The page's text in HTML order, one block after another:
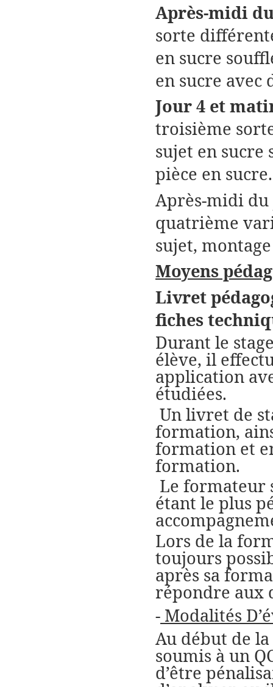
Après-midi
sorte
en sucre
en sucre avec
Jour 4 et
troisième
sujet en sucre
pièce en sucre.
Après-midi du
quatrième
sujet,
Moyens
Livret
fiches
Durant le
élève, il
application
étudiées.
Un livret de
formation,
formation et
formation.
Le formateur
étant le plus
Lors de la
toujours
après sa
répondre aux
- Modalités
Au début de
soumis à un
d’être